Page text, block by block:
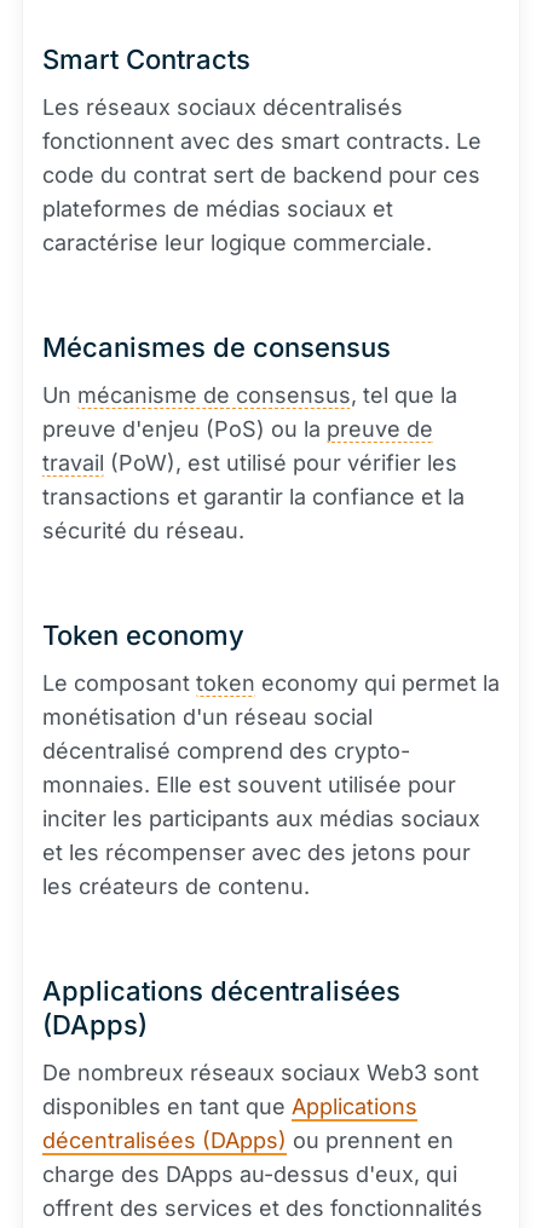
Smart Contracts
Les réseaux sociaux décentralisés
fonctionnent avec des smart contracts. Le
code du contrat sert de backend pour ces
plateformes de médias sociaux et
caractérise leur logique commerciale.
Mécanismes de consensus
Un mécanisme de consensus, tel que la
preuve d'enjeu (PoS) ou la preuve de
travail (PoW), est utilisé pour vérifier les
transactions et garantir la confiance et la
sécurité du réseau.
Token economy
Le composant token economy qui permet la
monétisation d'un réseau social
décentralisé comprend des crypto-
monnaies. Elle est souvent utilisée pour
inciter les participants aux médias sociaux
et les récompenser avec des jetons pour
les créateurs de contenu.
Applications décentralisées
(DApps)
De nombreux réseaux sociaux Web3 sont
disponibles en tant que Applications
décentralisées (DApps) ou prennent en
charge des DApps au-dessus d'eux, qui
offrent des services et des fonctionnalités